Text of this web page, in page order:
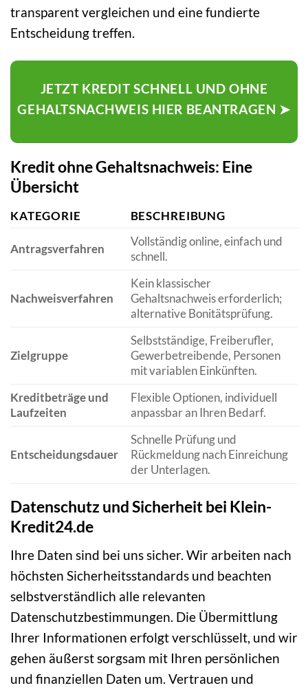
transparent vergleichen und eine fundierte
Entscheidung treffen.
JETZT KREDIT SCHNELL UND OHNE
GEHALTSNACHWEIS HIER BEANTRAGEN ➤
Kredit ohne Gehaltsnachweis: Eine
Übersicht
KATEGORIE BESCHREIBUNG
Antragsverfahren
Vollständig online, einfach und
schnell.
Nachweisverfahren
Kein klassischer
Gehaltsnachweis erforderlich;
alternative Bonitätsprüfung.
Zielgruppe
Selbstständige, Freiberufler,
Gewerbetreibende, Personen
mit variablen Einkünften.
Kreditbeträge und
Laufzeiten
Flexible Optionen, individuell
anpassbar an Ihren Bedarf.
Entscheidungsdauer
Schnelle Prüfung und
Rückmeldung nach Einreichung
der Unterlagen.
Datenschutz und Sicherheit bei Klein-
Kredit24.de
Ihre Daten sind bei uns sicher. Wir arbeiten nach
höchsten Sicherheitsstandards und beachten
selbstverständlich alle relevanten
Datenschutzbestimmungen. Die Übermittlung
Ihrer Informationen erfolgt verschlüsselt, und wir
gehen äußerst sorgsam mit Ihren persönlichen
und finanziellen Daten um. Vertrauen und